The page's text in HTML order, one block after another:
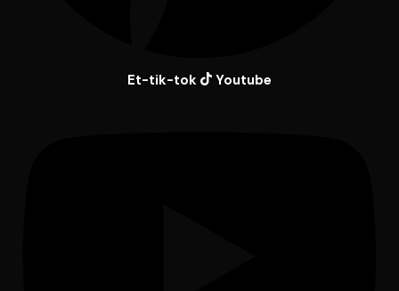
Et-tik-tok Youtube